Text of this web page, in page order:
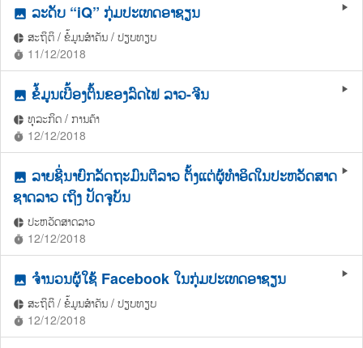
play_arrow
photo ລະດັບ “iQ” ກຸ່ມປະເທດອາຊຽນ
pie_chart ສະຖິຕິ / ຂໍ້ມູນສຳຄັນ / ປຽບທຽບ
timer 11/12/2018
play_arrow
photo ຂໍ້ມູນເບື້ອງຕົ້ນຂອງລົດໄຟ ລາວ-ຈີນ
pie_chart ທຸລະກິດ / ການຄ້າ
timer 12/12/2018
play_arrow
photo ລາຍຊື່ນາຍົກລັດຖະມົນຕີລາວ ຕັ້ງແຕ່ຜູ້ທຳອິດໃນປະຫວັດສາດ
ຊາດລາວ ເຖິງ ປັດຈຸບັນ
pie_chart ປະຫວັດສາດລາວ
timer 12/12/2018
play_arrow
photo ຈໍານວນຜູ້ໃຊ້ Facebook ໃນກຸ່ມປະເທດອາຊຽນ
pie_chart ສະຖິຕິ / ຂໍ້ມູນສຳຄັນ / ປຽບທຽບ
timer 12/12/2018